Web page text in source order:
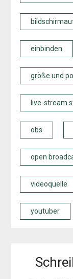
einbinden
größe und
live-stream
obs
open
videoquelle
youtuber